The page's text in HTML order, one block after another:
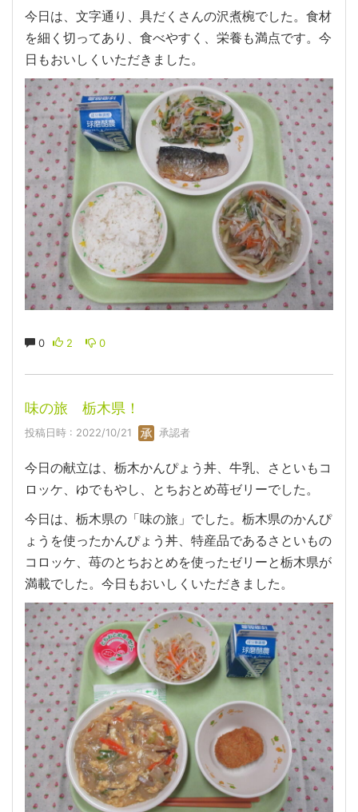
今日は、文字通り、具だくさんの沢煮椀でした。食材
を細く切ってあり、食べやすく、栄養も満点です。今
日もおいしくいただきました。
0 2 0
味の旅 栃木県！
投稿日時 : 2022/10/21 承認者
今日の献立は、栃木かんぴょう丼、牛乳、さといもコ
ロッケ、ゆでもやし、とちおとめ苺ゼリーでした。
今日は、栃木県の「味の旅」でした。栃木県のかんぴ
ょうを使ったかんぴょう丼、特産品であるさといもの
コロッケ、苺のとちおとめを使ったゼリーと栃木県が
満載でした。今日もおいしくいただきました。